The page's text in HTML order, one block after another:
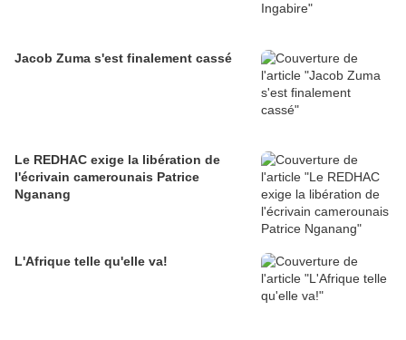
Jacob Zuma s'est finalement cassé
Le REDHAC exige la libération de
l'écrivain camerounais Patrice
Nganang
L'Afrique telle qu'elle va!